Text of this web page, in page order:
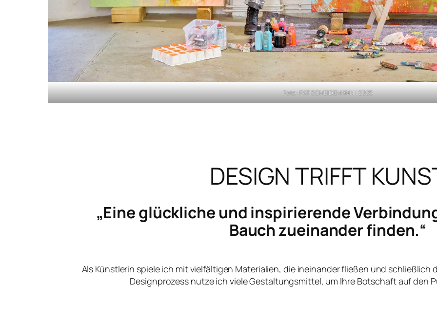
Foto: PAT SCHEIDEMANN | 2025
DESIGN TRIFFT
„Eine glückliche und inspirierende
Bauch zueinander finden.“
Als Künstlerin spiele ich mit vielfältigen Materialien, die ineinander fließen und schließlich
Designprozess nutze ich viele Gestaltungsmittel, um Ihre Botschaft auf den